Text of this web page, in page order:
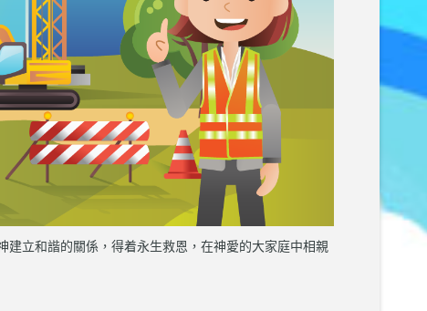
立和諧的關係，得着永生救恩，在神愛的大家庭中相親